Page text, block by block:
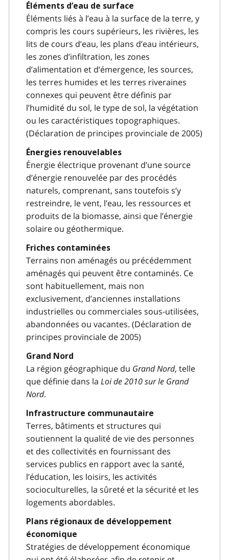
Éléments d’eau de surface
Éléments liés à l’eau à la surface de la terre, y
compris les cours supérieurs, les rivières, les
lits de cours d’eau, les plans d’eau intérieurs,
les zones d’infiltration, les zones
d’alimentation et d’émergence, les sources,
les terres humides et les terres riveraines
connexes qui peuvent être définis par
l’humidité du sol, le type de sol, la végétation
ou les caractéristiques topographiques.
(Déclaration de principes provinciale de 2005)
Énergies renouvelables
Énergie électrique provenant d’une source
d’énergie renouvelée par des procédés
naturels, comprenant, sans toutefois s’y
restreindre, le vent, l’eau, les ressources et
produits de la biomasse, ainsi que l’énergie
solaire ou géothermique.
Friches contaminées
Terrains non aménagés ou précédemment
aménagés qui peuvent être contaminés. Ce
sont habituellement, mais non
exclusivement, d’anciennes installations
industrielles ou commerciales sous-utilisées,
abandonnées ou vacantes. (Déclaration de
principes provinciale de 2005)
Grand Nord
La région géographique du Grand Nord, telle
que définie dans la Loi de 2010 sur le Grand
Nord.
Infrastructure communautaire
Terres, bâtiments et structures qui
soutiennent la qualité de vie des personnes
et des collectivités en fournissant des
services publics en rapport avec la santé,
l’éducation, les loisirs, les activités
socioculturelles, la sûreté et la sécurité et les
logements abordables.
Plans régionaux de développement
économique
Stratégies de développement économique